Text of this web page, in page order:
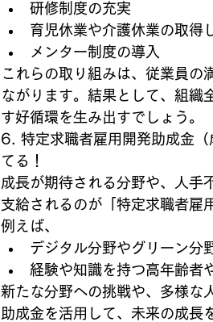
研修制度の充実
育児休業や介護休業の取得
メンター制度の導入
これらの取り組みは、従業員の
ながります。結果として、組織
す好循環を生み出すでしょう。
6. 特定求職者雇用開発助成金
てる！
成長が期待される分野や、人手
支給されるのが「特定求職者雇
例えば、
デジタル分野やグリーン分
経験や知識を持つ高年齢者
新たな分野への挑戦や、多様な
助成金を活用して、未来の成長